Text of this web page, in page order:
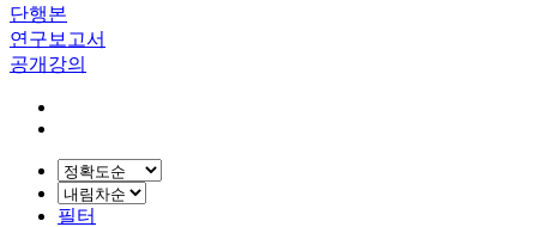
단행본
연구보고서
공개강의
필터